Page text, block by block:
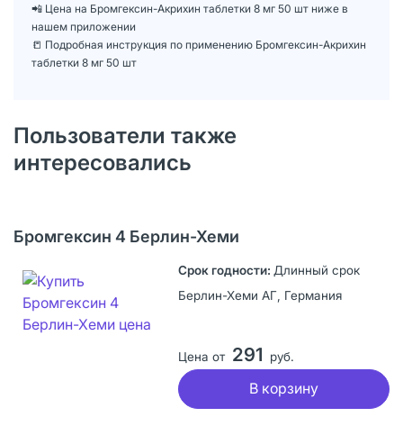
📲 Цена на Бромгексин-Акрихин таблетки 8 мг 50 шт ниже в
нашем приложении
📒 Подробная инструкция по применению Бромгексин-Акрихин
таблетки 8 мг 50 шт
Пользователи также
интересовались
Бромгексин 4 Берлин-Хеми
Длинный срок
Берлин-Хеми АГ, Германия
Цена от 291 руб.
В корзину